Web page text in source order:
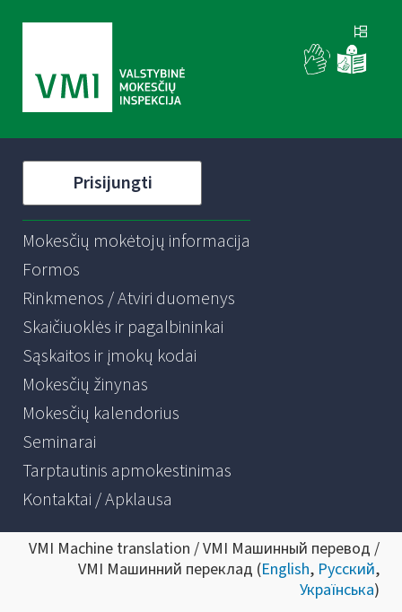
Prisijungti
Mokesčių mokėtojų informacija
Formos
Rinkmenos / Atviri duomenys
Skaičiuoklės ir pagalbininkai
Sąskaitos ir įmokų kodai
Mokesčių žinynas
Mokesčių kalendorius
Seminarai
Tarptautinis apmokestinimas
Kontaktai / Apklausa
VMI Machine translation / VMI Машинный перевод /
VMI Машинний переклад (English, Русский,
Українська)